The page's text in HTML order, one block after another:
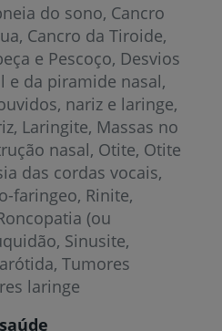
do sono Cancro
Cancro da Tiroide
e Pescoço Desvios
e da piramide nasal
nariz e laringe
Laringite Massas no
nasal Otite Otite
das cordas vocais
faringeo Rinite
(ou
Sinusite
Tumores
laringe